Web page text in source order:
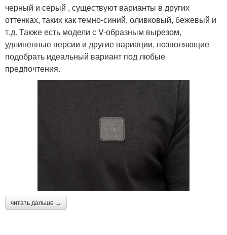
черный и серый , существуют варианты в других
оттенках, таких как темно-синий, оливковый, бежевый и
т.д. Также есть модели с V-образным вырезом,
удлиненные версии и другие вариации, позволяющие
подобрать идеальный вариант под любые
предпочтения.
читать дальше →